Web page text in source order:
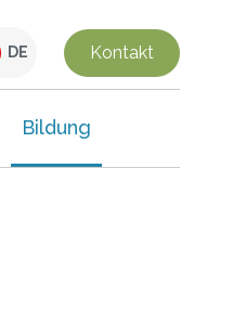
DE Kontakt
Bildung